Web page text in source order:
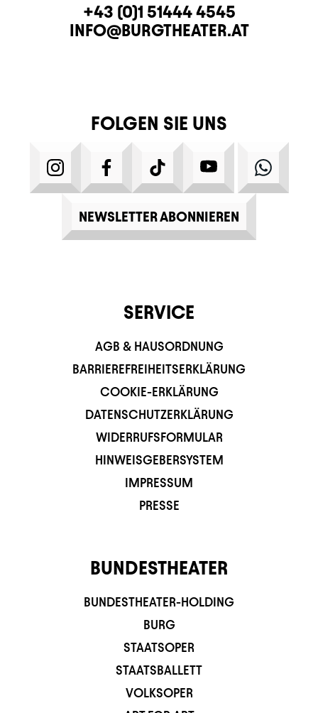
KONTAKTTELEFON
+43 (0)1 51444 4545
E-MAIL
INFO@BURGTHEATER.AT
FOLGEN SIE UNS
INSTAGRAMFACEBOOKTIKTOK YOUTUBE
NEWSLETTER ABONNIEREN
SERVICE
AGB & HAUSORDNUNG
BARRIEREFREIHEITSERKLÄRUNG
COOKIE-ERKLÄRUNG
DATENSCHUTZERKLÄRUNG
WIDERRUFSFORMULAR
HINWEISGEBERSYSTEM
IMPRESSUM
PRESSE
BUNDESTHEATER
BUNDESTHEATER-HOLDING
BURG
STAATSOPER
STAATSBALLETT
VOLKSOPER